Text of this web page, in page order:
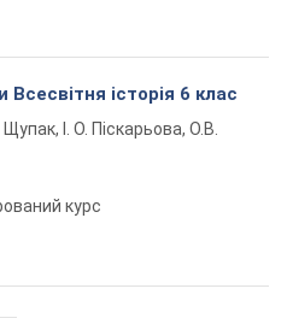
Всесвітня історія 6 клас
Щупак, І. О. Піскарьова, О.В.
курс